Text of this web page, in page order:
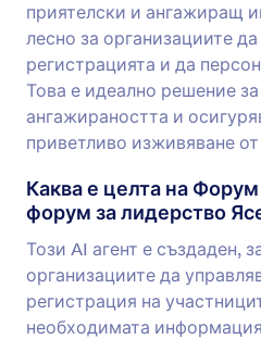
приятелски и ангажиращ
лесно за организациите
регистрацията и да
Това е идеално решение
ангажираността и
приветливо изживяване
Каква е целта на
форум за лидерство
Този AI агент е създаден,
организациите да
регистрация на
необходимата